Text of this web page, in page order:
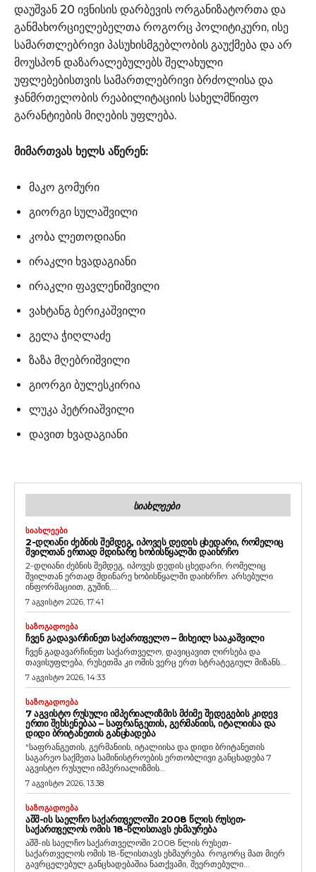
დაუშვან 20 ივნისის დარბევის ორგანიზატორთა და
განმახორციელებელთა როგორც პოლიტიკური, ისე
სამართლებრივი პასუხისმგებლობის გაუქმება და არ
მოუსპონ დაზარალებულებს შელახული
უფლებებისთვის სამართლებრივი ბრძოლისა და
ჯანმრთელობის რეაბილიტაციის სახელმწიფო
გარანტიების მიღების უფლება.
მიმართვას ხელს აწერენ:
მაკო გომური
გიორგი სულაშვილი
კობა ლეთოდიანი
ირაკლი ხვადაგიანი
ირაკლი ფავლენიშვილი
ვახტანგ ბერიკაშვილი
გელა ჭიღლაძე
ზაზა მღებრიშვილი
გიორგი ბულესკირია
ლუკა პეტრიაშვილი
დავით ხვადაგიანი
ᲡᲘᲐᲮᲚᲔᲔᲑᲘ
ᲡᲘᲐᲮᲚᲔᲔᲑᲘ
2-ᲓᲦᲘᲐᲜᲘ ᲫᲔᲑᲜᲘᲡ ᲨᲔᲛᲓᲔᲒ, ᲘᲞᲝᲕᲔᲡ ᲓᲔᲓᲘᲡ ᲪᲮᲔᲓᲐᲠᲘ, ᲠᲝᲛᲔᲚᲘᲪ
ᲨᲕᲘᲚᲗᲐᲜ ᲔᲠᲗᲐᲓ ᲛᲓᲘᲜᲐᲠᲔ ᲮᲝᲑᲘᲡᲬᲧᲐᲚᲨᲘ ᲓᲐᲘᲮᲠᲩᲝ
2-დღიანი ძებნის შემდეგ, იპოვეს დედის ცხედარი, რომელიც
შვილთან ერთად მდინარე ხობისწყალში დაიხრჩო. არსებული
ინფორმაციით, გუშინ,...
7 აგვისტო 2026, 17:41
ᲡᲐᲖᲝᲒᲐᲓᲝᲔᲑᲐ
ᲩᲕᲔᲜ ᲒᲐᲓᲐᲕᲐᲠᲩᲘᲜᲔᲗ ᲡᲐᲥᲐᲠᲗᲕᲔᲚᲝ – ᲛᲘᲮᲔᲘᲚ ᲡᲐᲐᲙᲐᲨᲕᲘᲚᲘ
ჩვენ გადავარჩინეთ საქართველო, დავიცავით ღირსება და
თავისუფლება, რუსეთმა კი ომის ვერც ერთ სტრატეგიულ მიზანს...
7 აგვისტო 2026, 14:33
ᲡᲐᲖᲝᲒᲐᲓᲝᲔᲑᲐ
7 ᲐᲒᲕᲘᲡᲢᲝ ᲠᲣᲡᲣᲚᲘ ᲘᲛᲞᲔᲠᲘᲐᲚᲘᲖᲛᲘᲡ ᲛᲫᲘᲛᲔ ᲨᲔᲓᲔᲒᲔᲑᲘᲡ ᲙᲘᲓᲔᲕ
ᲔᲠᲗᲘ ᲨᲔᲮᲡᲔᲜᲔᲑᲐᲐ – ᲡᲐᲤᲠᲐᲜᲒᲔᲗᲘᲡ, ᲒᲔᲠᲛᲐᲜᲘᲘᲡ, ᲘᲢᲐᲚᲘᲘᲡᲐ ᲓᲐ
ᲓᲘᲓᲘ ᲑᲠᲘᲢᲐᲜᲔᲗᲘᲡ ᲒᲐᲜᲪᲮᲐᲓᲔᲑᲐ
“საფრანგეთის, გერმანიის, იტალიისა და დიდი ბრიტანეთის
საგარეო საქმეთა სამინისტროების ერთობლივი განცხადება 7
აგვისტო რუსული იმპერიალიზმის...
7 აგვისტო 2026, 13:38
ᲡᲐᲖᲝᲒᲐᲓᲝᲔᲑᲐ
ᲐᲨᲨ-ᲘᲡ ᲡᲐᲔᲚᲩᲝ ᲡᲐᲥᲐᲠᲗᲕᲔᲚᲝᲨᲘ 2008 ᲬᲚᲘᲡ ᲠᲣᲡᲔᲗ-
ᲡᲐᲥᲐᲠᲗᲕᲔᲚᲝᲡ ᲝᲛᲘᲡ 18-ᲬᲚᲘᲡᲗᲐᲕᲡ ᲔᲮᲛᲐᲣᲠᲔᲑᲐ
აშშ-ის საელჩო საქართველოში 2008 წლის რუსეთ-
საქართველოს ომის 18-წლისთავს ეხმაურება. როგორც მათ მიერ
გავრცელებულ განცხადებაშია ნათქვამი, შეერთებული...